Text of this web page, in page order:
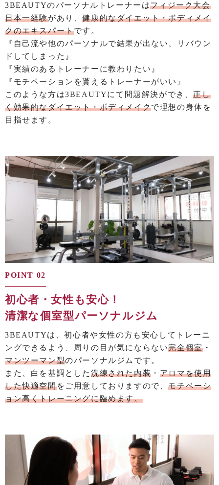
3BEAUTYのパーソナルトレーナーはフィジーク大会
日本一経験があり、健康的なダイエット・ボディメイ
クのエキスパートです。
『自己流や他のパーソナルで結果が出ない、リバウン
ドしてしまった』
『実績のあるトレーナーに教わりたい』
『モチベーションを貰えるトレーナーがいい』
このような方は3BEAUTYにて問題解決ができ、正し
く効果的なダイエット・ボディメイクで理想の身体を
目指せます。
POINT 02
初心者・女性も安心！
清潔な個室型パーソナルジム
3BEAUTYは、初心者や女性の方も安心してトレーニ
ングできるよう、周りの目が気にならない完全個室・
マンツーマン型のパーソナルジムです。
また、白を基調とした 洗練された内装 ・ アロマを使用
した快適空間をご用意しておりますので、モチベーシ
ョン高くトレーニングに臨めます。